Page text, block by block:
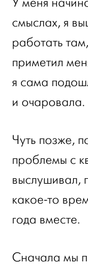
смыслах, я
работать
приметил
я сама
и очаровала.
Чуть позже,
проблемы с
выслушивал,
какое-то
года вместе.
Сначала мы